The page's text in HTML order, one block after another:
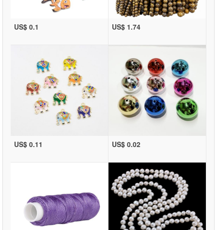
US$ 0.1 US$ 1.74
US$ 0.11 US$ 0.02